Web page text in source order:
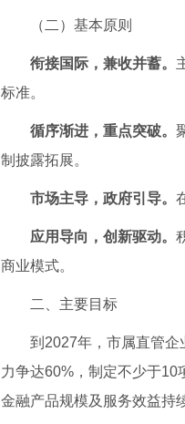
（二）基本原则
衔接国际，兼收并蓄。
标准。
循序渐进，重点突破。
制披露拓展。
市场主导，政府引导。
应用导向，创新驱动。
商业模式。
二、主要目标
到2027年，市属直管企业
力争达60%，制定不少于
金融产品规模及服务效益持